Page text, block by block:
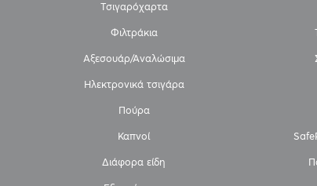
Τσιγαρόχαρτα
Φιλτράκια
Αξεσουάρ/Αναλώσιμα
Ηλεκτρονικά τσιγάρα
Πούρα
Καπνοί
Διάφορα είδη